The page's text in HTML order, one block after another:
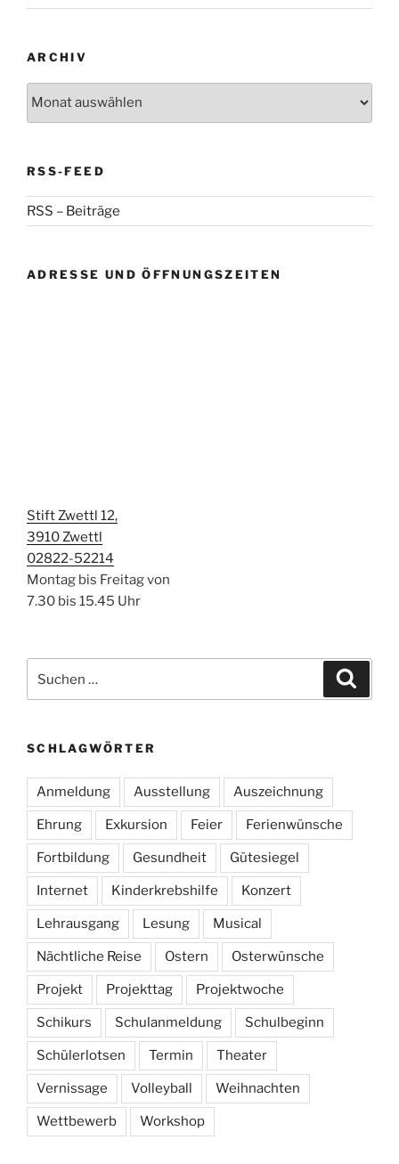
ARCHIV
RSS-FEED
RSS – Beiträge
ADRESSE UND ÖFFNUNGSZEITEN
Stift Zwettl 12,
3910 Zwettl
02822-52214
Montag bis Freitag von
7.30 bis 15.45 Uhr
nach:
SCHLAGWÖRTER
Anmeldung Ausstellung Auszeichnung
Ehrung Exkursion Feier Ferienwünsche
Fortbildung Gesundheit Gütesiegel
Internet Kinderkrebshilfe Konzert
Lehrausgang Lesung Musical
Nächtliche Reise Ostern Osterwünsche
Projekt Projekttag Projektwoche
Schikurs Schulanmeldung Schulbeginn
Schülerlotsen Termin Theater
Vernissage Volleyball Weihnachten
Wettbewerb Workshop